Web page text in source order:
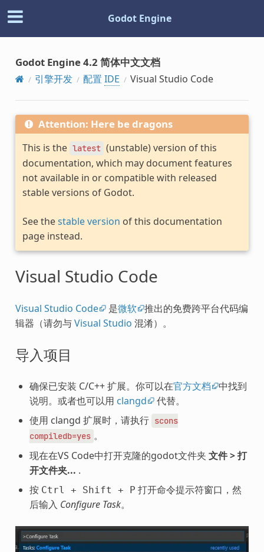
Godot Engine
Godot Engine 4.2 简体中文文档
引擎开发 配置 IDE Visual Studio Code
Attention: Here be dragons
This is the latest (unstable) version of this
documentation, which may document features
not available in or compatible with released
stable versions of Godot.
See thestable version of this documentation
page instead.
Visual Studio Code
Visual Studio Code 是微软 推出的免费跨平台代码编
辑器（请勿与Visual Studio 混淆）。
导入项目
确保已安装 C/C++ 扩展。你可以在官方文档
中找到
说明。或者也可以用 clangd
代替。
使用 clangd 扩展时，请执行 scons
compiledb=yes 。
现在在VS Code中打开克隆的godot文件夹 文件 > 打
开文件夹... .
按 Ctrl + Shift + P 打开命令提示符窗口，然
后输入 Configure Task。